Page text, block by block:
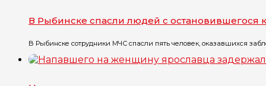
В Рыбинске спасли людей с остановившегося
В Рыбинске сотрудники МЧС спасли пять человек, оказавшихся